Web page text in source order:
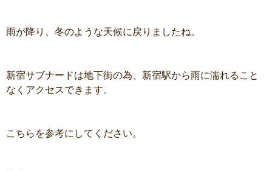
雨が降り、冬のような天候に戻りましたね。
新宿サブナードは地下街の為、新宿駅から雨に濡れること
なくアクセスできます。
こちらを参考にしてください。